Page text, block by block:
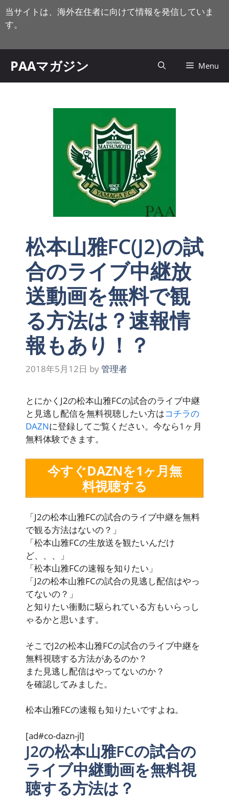
コ
ン
テ
ス
当サイトは、海外在住者に向けて情報を発信していま
す。
PAAマガジン Menu
松本山雅FC(J2)の試
合のライブ中継放
送動画を無料で観
る方法は？速報情
報もあり！？
2018年5月12日 by管理者
とにかくJ2の松本山雅FCの試合のライブ中継
と見逃し配信を無料視聴したい方はコチラの
DAZNに登録してご覧ください。 今なら1ヶ月
無料体験できます。
今すぐDAZNを1ヶ月無
料視聴する
「J2の松本山雅FCの試合のライブ中継を無料
で観る方法はないの？」
「松本山雅FCの生放送を観たいんだけ
ど、、、」
「松本山雅FCの速報を知りたい」
「J2の松本山雅FCの試合の見逃し配信はやっ
てないの？」
と知りたい衝動に駆られている方もいらっし
ゃるかと思います。
そこでJ2の松本山雅FCの試合のライブ中継を
無料視聴する方法があるのか？
また見逃し配信はやってないのか？
を確認してみました。
松本山雅FCの速報も知りたいですよね。
[ad#co-dazn-jl]
J2の松本山雅FCの試合の
ライブ中継動画を無料視
聴する方法は？